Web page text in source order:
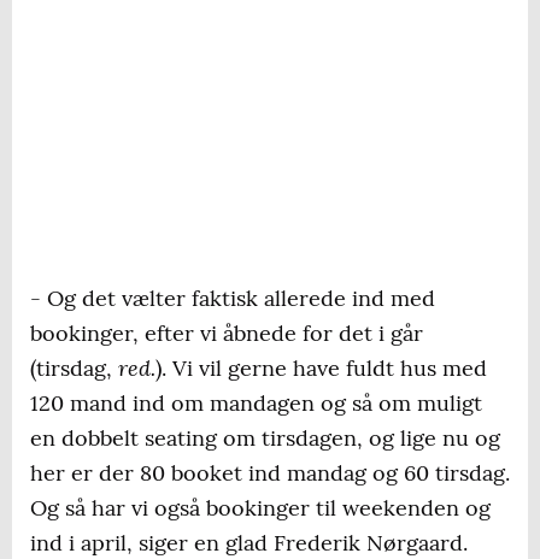
- Og det vælter faktisk allerede ind med
bookinger, efter vi åbnede for det i går
(tirsdag, red.). Vi vil gerne have fuldt hus med
120 mand ind om mandagen og så om muligt
en dobbelt seating om tirsdagen, og lige nu og
her er der 80 booket ind mandag og 60 tirsdag.
Og så har vi også bookinger til weekenden og
ind i april, siger en glad Frederik Nørgaard.